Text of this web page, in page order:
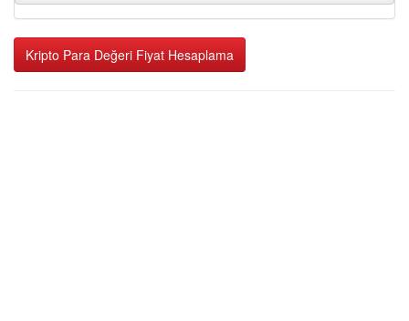
Kripto Para Değeri Fiyat Hesaplama